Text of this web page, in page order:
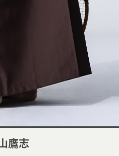
鷹志